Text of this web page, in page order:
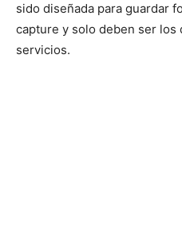
sido diseñada para guardar
capture y solo deben ser los
servicios.